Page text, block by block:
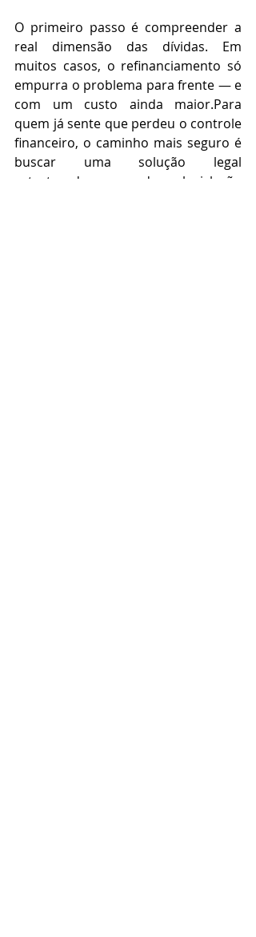
O primeiro passo é compreender a
real dimensão das dívidas. Em
muitos casos, o refinanciamento só
empurra o problema para frente — e
com um custo ainda maior.Para
quem já sente que perdeu o controle
financeiro, o caminho mais seguro é
buscar uma solução legal
estruturada, amparada na legislação